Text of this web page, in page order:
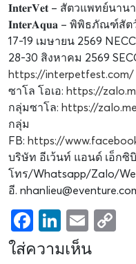
𝐈𝐧𝐭𝐞𝐫𝐕𝐞𝐭 – สัตวแพทย์นาน
𝐈𝐧𝐭𝐞𝐫𝐀𝐪𝐮𝐚 – พิพิธภัณฑ์สั
17-19 เมษายน 2569
28-30 สิงหาคม 2569
https://interpetfest.com/
ซาโล โอเอ: https://
กลุ่มซาโล: https://
กลุ่ม
FB: https://
บริษัท อีเว้นท์ แอนด์ เอ็กซิ
โทร/Whatsapp/Zalo/
อี.
Facebook
LinkedIn
Email
ใส่ความเห็น